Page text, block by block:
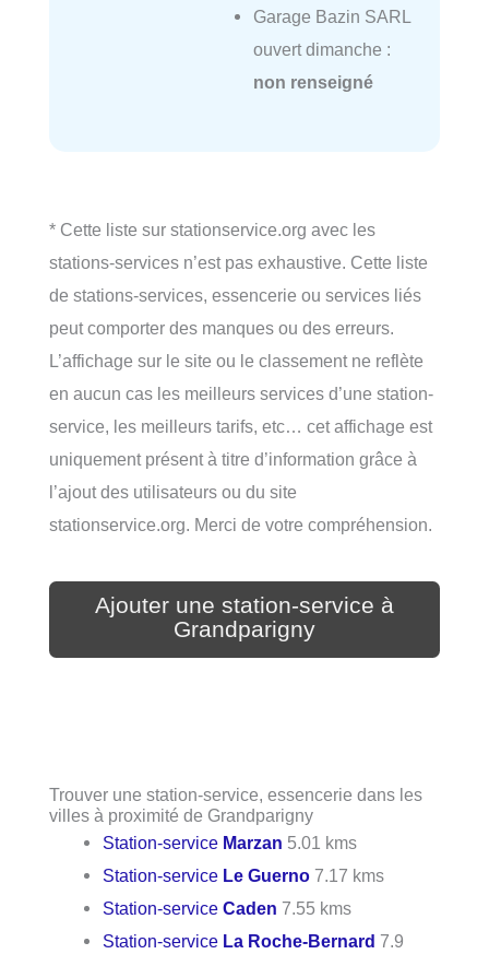
Garage Bazin SARL
ouvert dimanche :
non renseigné
* Cette liste sur stationservice.org avec les
stations-services n’est pas exhaustive. Cette liste
de stations-services, essencerie ou services liés
peut comporter des manques ou des erreurs.
L’affichage sur le site ou le classement ne reflète
en aucun cas les meilleurs services d’une station-
service, les meilleurs tarifs, etc… cet affichage est
uniquement présent à titre d’information grâce à
l’ajout des utilisateurs ou du site
stationservice.org. Merci de votre compréhension.
Ajouter une station-service à
Grandparigny
Trouver une station-service, essencerie dans les
villes à proximité de Grandparigny
Station-service Marzan 5.01 kms
Station-service Le Guerno 7.17 kms
Station-serviceCaden 7.55 kms
Station-service La Roche-Bernard 7.9